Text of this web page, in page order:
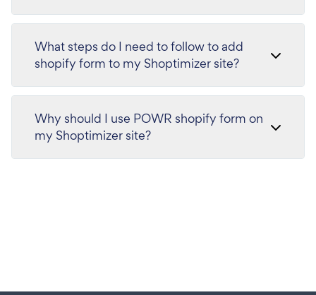
What steps do I need to follow to add
shopify form to my Shoptimizer site?
Why should I use POWR shopify form on
my Shoptimizer site?